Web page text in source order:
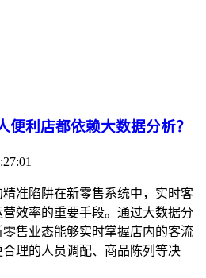
便利店都依赖大数据分析？
准陷阱在新零售系统中，实时客
效率的重要手段。通过大数据分
售业态能够实时掌握店内的客流
理的人员调配、商品陈列等决